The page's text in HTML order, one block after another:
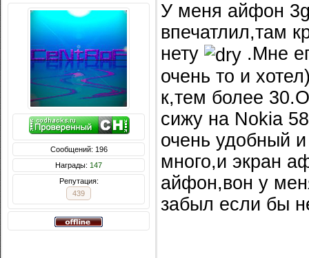
Сообщений: 196
Награды: 147
Репутация:
439
У меня айфон
впечатлил,там
нету
.Мне
очень то и
к,тем более
сижу на Nokia
очень удобный
много,и экран
айфон,вон у
забыл если бы